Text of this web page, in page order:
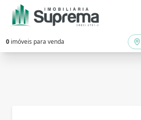
0 imóveis para venda